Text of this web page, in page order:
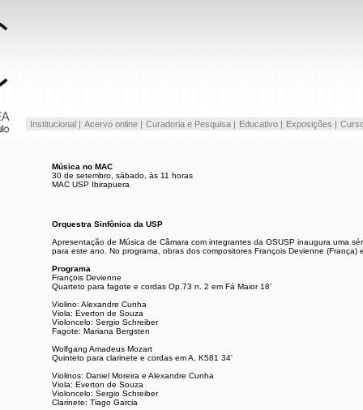
Música no MAC
30 de setembro, sábado, às 11 horas
MAC USP Ibirapuera
Orquestra Sinfônica da USP
Apresentação de Música de Câmara com integrantes da OSUSP inaugura uma
para este ano. No programa, obras dos compositores François Devienne (França)
Programa
François Devienne
Quarteto para fagote e cordas Op.73 n. 2 em Fá Maior 18'
Violino: Alexandre Cunha
Viola: Everton de Souza
Violoncelo: Sergio Schreiber
Fagote: Mariana Bergsten
Wolfgang Amadeus Mozart
Quinteto para clarinete e cordas em A, K581 34'
Violinos: Daniel Moreira e Alexandre Cunha
Viola: Everton de Souza
Violoncelo: Sergio Schreiber
Clarinete: Tiago Garcia
Institucional | Acervo online | Curadoria e Pesquisa | Educativo | Exposições |